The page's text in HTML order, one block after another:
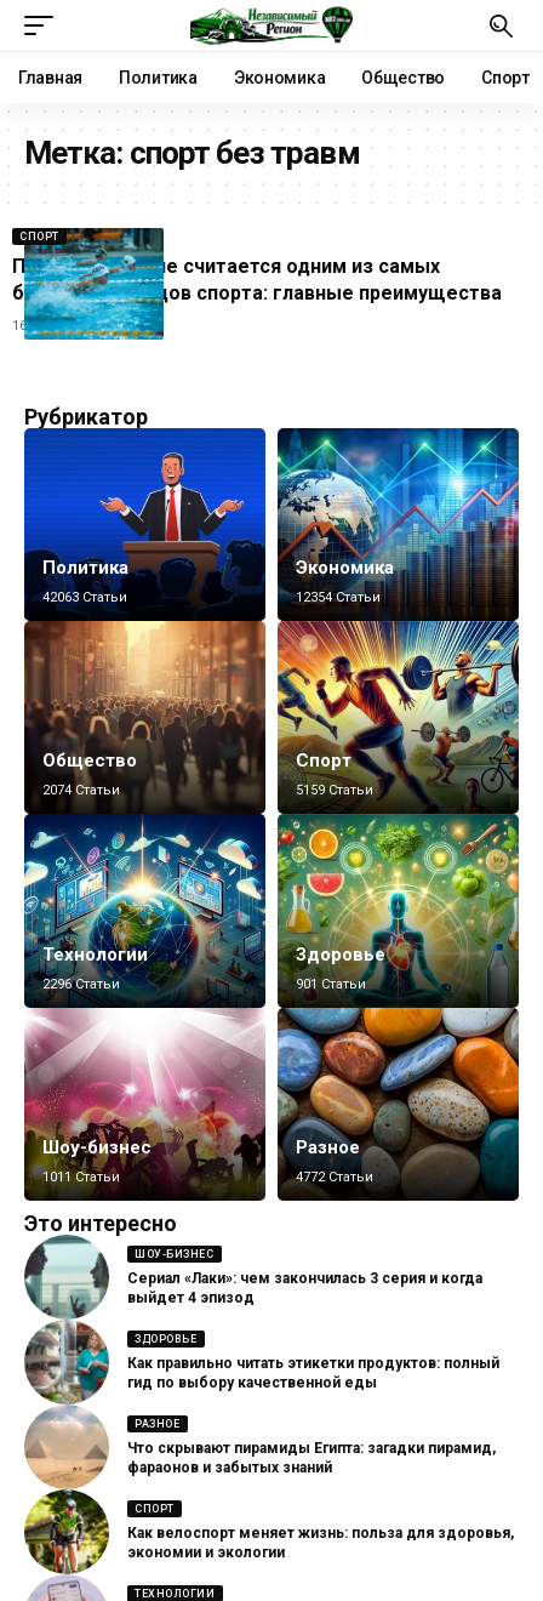
Главная Политика Экономика Общество Спорт
Метка: спорт без травм
СПОРТ
Почему плавание считается одним из самых
безопасных видов спорта: главные преимущества
16.06.2026
Рубрикатор
Политика
42063 Статьи
Экономика
12354 Статьи
Общество
2074 Статьи
Спорт
5159 Статьи
Технологии
2296 Статьи
Здоровье
901 Статьи
Шоу-бизнес
1011 Статьи
Разное
4772 Статьи
Это интересно
ШОУ-БИЗНЕС
Сериал «Лаки»: чем закончилась 3 серия и когда
выйдет 4 эпизод
ЗДОРОВЬЕ
Как правильно читать этикетки продуктов: полный
гид по выбору качественной еды
РАЗНОЕ
Что скрывают пирамиды Египта: загадки пирамид,
фараонов и забытых знаний
СПОРТ
Как велоспорт меняет жизнь: польза для здоровья,
экономии и экологии
ТЕХНОЛОГИИ